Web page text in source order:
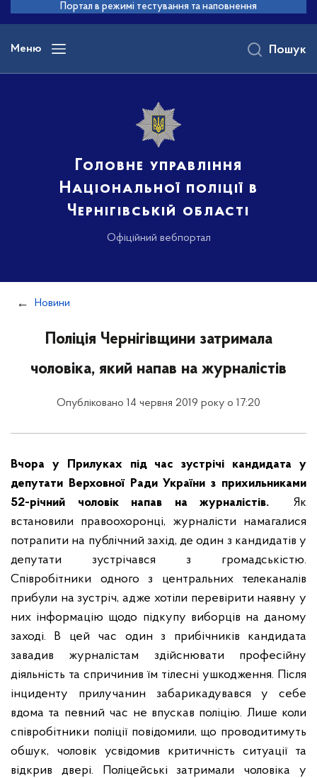
основного
вмісту
Портал в режимі тестування та наповнення
Меню
Головне управління
Національної поліції в
Чернігівській області
Офіційний вебпортал
Пошук
Новини
Поліція Чернігівщини затримала
чоловіка, який напав на журналістів
Опубліковано 14 червня 2019 року о 17:20
Вчора у Прилуках під час зустрічі кандидата у
депутати Верховної Ради України з прихильниками
52-річний чоловік напав на журналістів.
Як
встановили правоохоронці, журналісти намагалися
потрапити на публічний захід, де один з кандидатів у
депутати зустрічався з громадськістю.
Співробітники одного з центральних телеканалів
прибули на зустріч, адже хотіли перевірити наявну у
них інформацію щодо підкупу виборців на даному
заході. В цей час один з прибічників кандидата
завадив журналістам здійснювати професійну
діяльність та спричинив їм тілесні ушкодження. Після
інциденту прилучанин забарикадувався у себе
вдома та певний час не впускав поліцію. Лише коли
співробітники поліції повідомили, що проводитимуть
обшук, чоловік усвідомив критичність ситуації та
відкрив двері. Поліцейські затримали чоловіка у